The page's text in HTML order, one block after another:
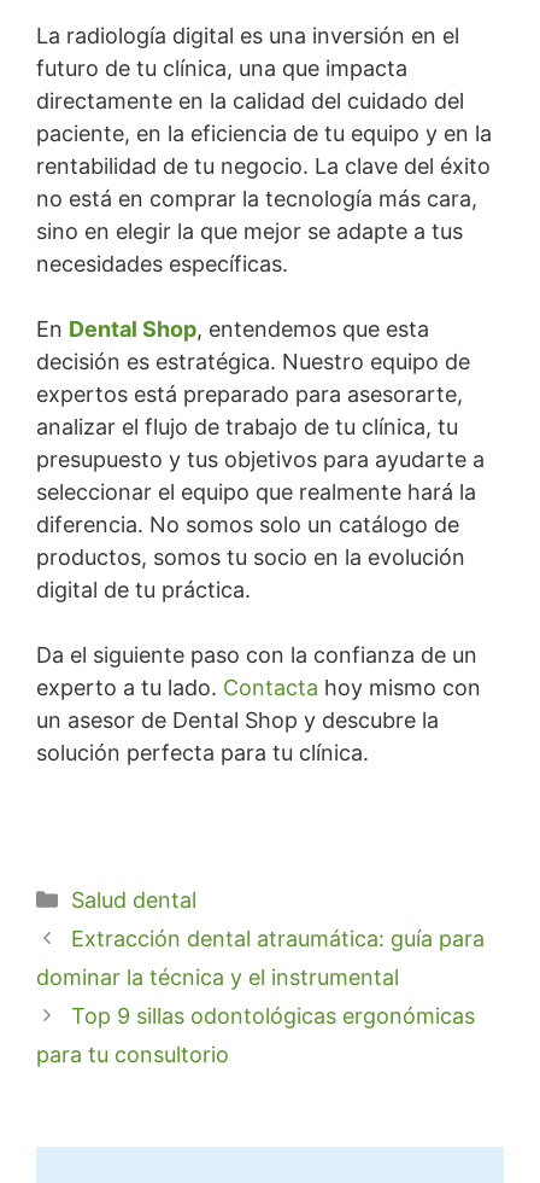
La radiología digital es una inversión en el
futuro de tu clínica, una que impacta
directamente en la calidad del cuidado del
paciente, en la eficiencia de tu equipo y en la
rentabilidad de tu negocio. La clave del éxito
no está en comprar la tecnología más cara,
sino en elegir la que mejor se adapte a tus
necesidades específicas.
En Dental Shop, entendemos que esta
decisión es estratégica. Nuestro equipo de
expertos está preparado para asesorarte,
analizar el flujo de trabajo de tu clínica, tu
presupuesto y tus objetivos para ayudarte a
seleccionar el equipo que realmente hará la
diferencia. No somos solo un catálogo de
productos, somos tu socio en la evolución
digital de tu práctica.
Da el siguiente paso con la confianza de un
experto a tu lado. Contacta hoy mismo con
un asesor de Dental Shop y descubre la
solución perfecta para tu clínica.
Categorías
Salud dental
Extracción dental atraumática: guía para
dominar la técnica y el instrumental
Top 9 sillas odontológicas ergonómicas
para tu consultorio